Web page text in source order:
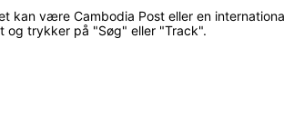
være Cambodia Post eller en
og trykker på "Søg" eller "Track".